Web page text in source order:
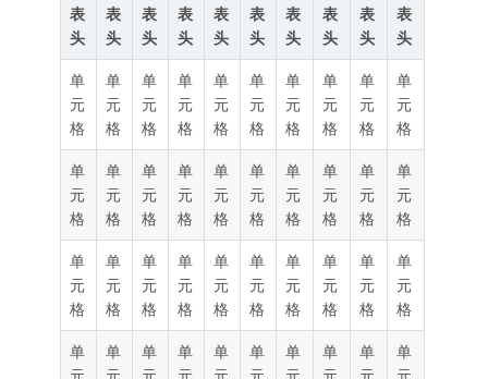
表
头
表
头
表
头
表
头
表
头
表
头
表
头
表
头
表
头
表
头
单
元
格
单
元
格
单
元
格
单
元
格
单
元
格
单
元
格
单
元
格
单
元
格
单
元
格
单
元
格
单
元
格
单
元
格
单
元
格
单
元
格
单
元
格
单
元
格
单
元
格
单
元
格
单
元
格
单
元
格
单
元
格
单
元
格
单
元
格
单
元
格
单
元
格
单
元
格
单
元
格
单
元
格
单
元
格
单
元
格
单
单
单
单
单
单
单
单
单
单